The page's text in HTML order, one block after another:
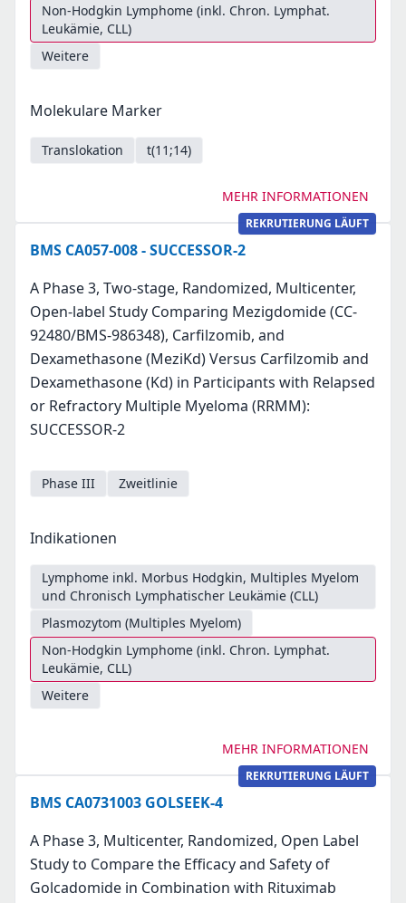
Non-Hodgkin Lymphome (inkl. Chron. Lymphat.
Leukämie, CLL)
Weitere
Molekulare Marker
Translokation t(11;14)
MEHR INFORMATIONEN
REKRUTIERUNG LÄUFT
BMS CA057-008 - SUCCESSOR-2
A Phase 3, Two-stage, Randomized, Multicenter,
Open-label Study Comparing Mezigdomide (CC-
92480/BMS-986348), Carfilzomib, and
Dexamethasone (MeziKd) Versus Carfilzomib and
Dexamethasone (Kd) in Participants with Relapsed
or Refractory Multiple Myeloma (RRMM):
SUCCESSOR-2
Phase III Zweitlinie
Indikationen
Lymphome inkl. Morbus Hodgkin, Multiples Myelom
und Chronisch Lymphatischer Leukämie (CLL)
Plasmozytom (Multiples Myelom)
Non-Hodgkin Lymphome (inkl. Chron. Lymphat.
Leukämie, CLL)
Weitere
MEHR INFORMATIONEN
REKRUTIERUNG LÄUFT
BMS CA0731003 GOLSEEK-4
A Phase 3, Multicenter, Randomized, Open Label
Study to Compare the Efficacy and Safety of
Golcadomide in Combination with Rituximab